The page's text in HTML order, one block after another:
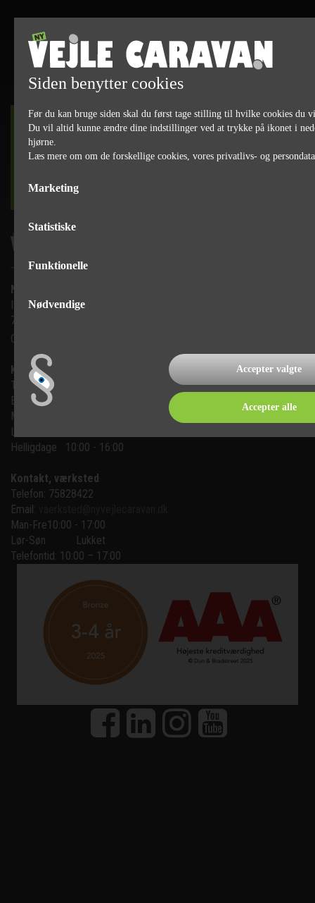
DET SKER
læs mere
Ny Vejle Caravan A/S
Isabellahøj 6
7100 Vejle
CVR: 35683305
Kontakt, salg
Telefon: 75 82 84 22
Email:mail@nyvejlecaravan.dk
Man-Fre
Lør-Søn
Helligdage   10:00 - 16:00
Kontakt, værksted
Telefon: 75828422
Email:
Man-Fre10:00 - 17:00
Lør-Søn
Lukket
Telefontid: 10:00 – 17:00
Siden benytter cookies
Før du kan bruge siden skal du først tage stilling til hvilke cookies du
Du vil altid kunne ændre dine indstillinger ved at trykke på ikonet i
hjørne.
Læs mere om om de forskellige cookies, vores privatlivs- og
Marketing
Statistiske
Funktionelle
Nødvendige
Accepter valgte
Accepter alle